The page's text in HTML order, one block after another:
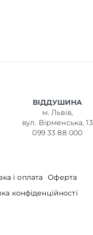
ВІДДУШИНА
м. Львів,
вул. Вірменська, 13
099 33 88 000
і оплата
Оферта
конфіденційності